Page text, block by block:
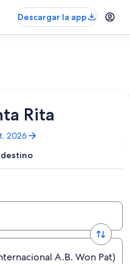
Descargar la app
Rita
2026
A.B. Won Pat)